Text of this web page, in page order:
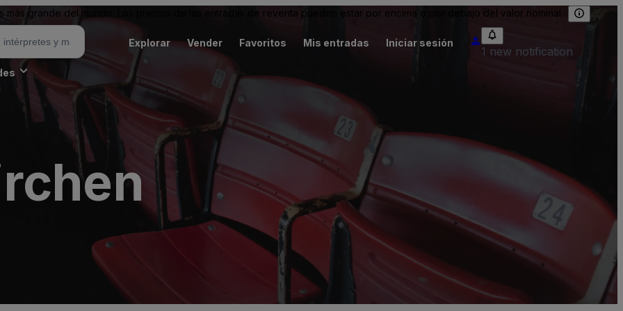
más grande del mundo. Los precios de las entradas de reventa pueden estar por encima o por debajo del valor nominal.
Explorar Vender Favoritos Mis entradas Iniciar sesión
1 new notification